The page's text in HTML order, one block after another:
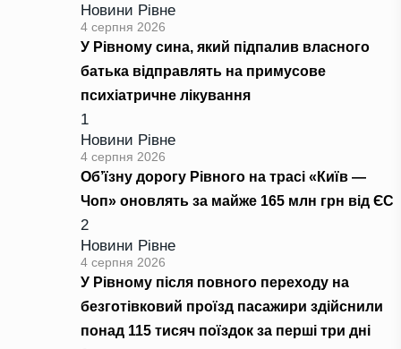
Новини Рівне
4 серпня 2026
У Рівному сина, який підпалив власного
батька відправлять на примусове
психіатричне лікування
1
Новини Рівне
4 серпня 2026
Об’їзну дорогу Рівного на трасі «Київ —
Чоп» оновлять за майже 165 млн грн від ЄС
2
Новини Рівне
4 серпня 2026
У Рівному після повного переходу на
безготівковий проїзд пасажири здійснили
понад 115 тисяч поїздок за перші три дні